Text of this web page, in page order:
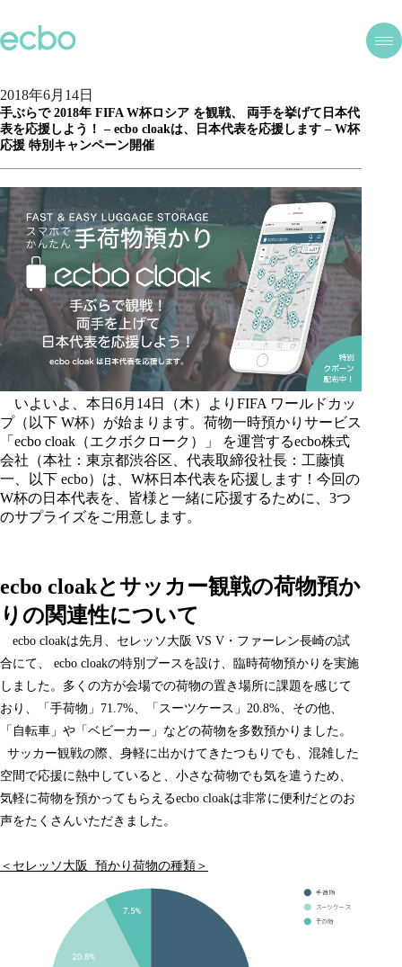
2018年6月14日
手ぶらで 2018年 FIFA W杯ロシア を観戦、 両手を挙げて日本代
表を応援しよう！ – ecbo cloakは、日本代表を応援します – W杯
応援 特別キャンペーン開催
いよいよ、本日6月14日（木）よりFIFA ワールドカッ
プ（以下 W杯）が始まります。荷物一時預かりサービス
「 ecbo cloak（エクボクローク） 」 を運営するecbo株式
会社 （本社：東京都渋谷区、代表取締役社長：工藤慎
一、以下 ecbo）は、W杯日本代表を応援します！今回の
W杯の日本代表を、皆様と一緒に応援するために、3つ
のサプライズをご用意します。
ecbo cloakとサッカー観戦の荷物預か
りの関連性について
ecbo cloakは先月、セレッソ大阪 VS V・ファーレン長崎の試
合にて、 ecbo cloakの特別ブースを設け、臨時荷物預かりを実施
しました。多くの方が会場での荷物の置き場所に課題を感じて
おり、「手荷物」71.7%、「スーツケース」20.8%、その他、
「自転車」や「ベビーカー」などの荷物を多数預かりました。
サッカー観戦の際、身軽に出かけてきたつもりでも、混雑した
空間で応援に熱中していると、小さな荷物でも気を遣うため、
気軽に荷物を預かってもらえるecbo cloakは非常に便利だとのお
声をたくさんいただきました。
＜セレッソ大阪 預かり荷物の種類＞